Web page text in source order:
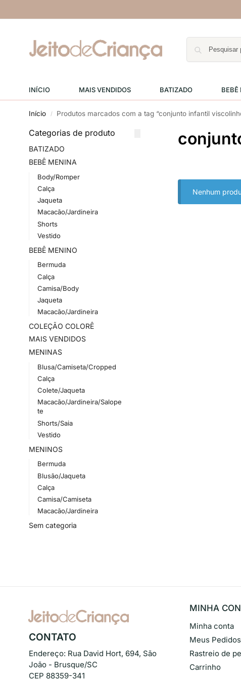
INÍCIO MAIS VENDIDOS BATIZADO BEBÊ
Início / Produtos marcados com a tag “conjunto infantil
Nenhum
Categorias de produto
BATIZADO
BEBÊ MENINA
Body/Romper
Calça
Jaqueta
Macacão/Jardineira
Shorts
Vestido
BEBÊ MENINO
Bermuda
Calça
Camisa/Body
Jaqueta
Macacão/Jardineira
COLEÇÃO COLORÊ
MAIS VENDIDOS
MENINAS
Blusa/Camiseta/Cropped
Calça
Colete/Jaqueta
Macacão/Jardineira/Salope
te
Shorts/Saia
Vestido
MENINOS
Bermuda
Blusão/Jaqueta
Calça
Camisa/Camiseta
Macacão/Jardineira
Sem categoria
CONTATO
Endereço: Rua David Hort, 694, São
João - Brusque/SC
CEP 88359-341
MINHA
Minha conta
Meus Pedidos
Rastreio de
Carrinho